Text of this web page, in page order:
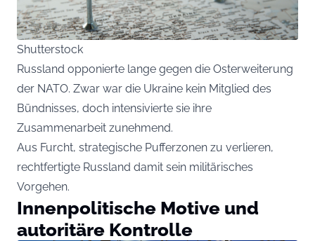
Shutterstock
Russland opponierte lange gegen die Osterweiterung
der NATO. Zwar war die Ukraine kein Mitglied des
Bündnisses, doch intensivierte sie ihre
Zusammenarbeit zunehmend.
Aus Furcht, strategische Pufferzonen zu verlieren,
rechtfertigte Russland damit sein militärisches
Vorgehen.
Innenpolitische Motive und
autoritäre Kontrolle